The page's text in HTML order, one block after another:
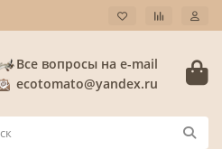
Все вопросы на e-mail
ecotomato@yandex.ru